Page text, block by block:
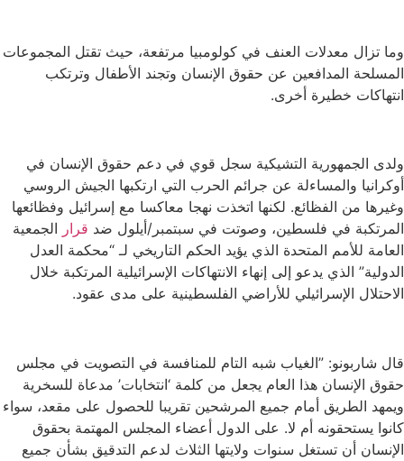
وما تزال معدلات العنف في كولومبيا مرتفعة، حيث تقتل المجموعات
المسلحة المدافعين عن حقوق الإنسان وتجند الأطفال وترتكب
انتهاكات خطيرة أخرى.
ولدى الجمهورية التشيكية سجل قوي في دعم حقوق الإنسان في
أوكرانيا والمساءلة عن جرائم الحرب التي ارتكبها الجيش الروسي
وغيرها من الفظائع. لكنها اتخذت نهجا معاكسا مع إسرائيل وفظائعها
المرتكبة في فلسطين، وصوتت في سبتمبر/أيلول ضد قرار الجمعية
العامة للأمم المتحدة الذي يؤيد الحكم التاريخي لـ “محكمة العدل
الدولية” الذي يدعو إلى إنهاء الانتهاكات الإسرائيلية المرتكبة خلال
الاحتلال الإسرائيلي للأراضي الفلسطينية على مدى عقود.
قال شاربونو: ”الغياب شبه التام للمنافسة في التصويت في مجلس
حقوق الإنسان هذا العام يجعل من كلمة ‘انتخابات’ مدعاة للسخرية
ويمهد الطريق أمام جميع المرشحين تقريبا للحصول على مقعد، سواء
كانوا يستحقونه أم لا. على الدول أعضاء المجلس المهتمة بحقوق
الإنسان أن تستغل سنوات ولايتها الثلاث لدعم التدقيق بشأن جميع